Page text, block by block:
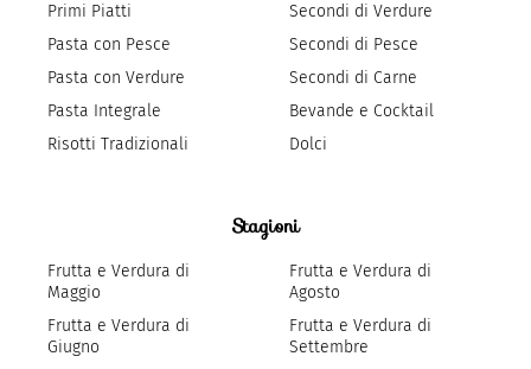
Primi Piatti
Pasta con Pesce
Pasta con Verdure
Pasta Integrale
Risotti Tradizionali
Secondi di Verdure
Secondi di Pesce
Secondi di Carne
Bevande e Cocktail
Dolci
Stagioni
Frutta e Verdura di
Maggio
Frutta e Verdura di
Giugno
Frutta e Verdura di
Agosto
Frutta e Verdura di
Settembre